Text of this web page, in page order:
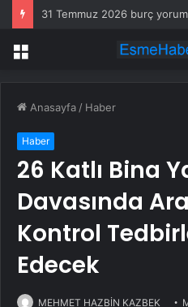
Menü
Anasayfa / Haber
Haber
26 Katlı Bina
Davasında
Kontrol
Edecek
MEHMET HAZBİN KAZBEK